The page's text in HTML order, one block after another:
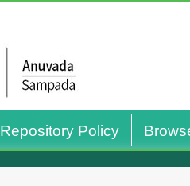
Repository Policy